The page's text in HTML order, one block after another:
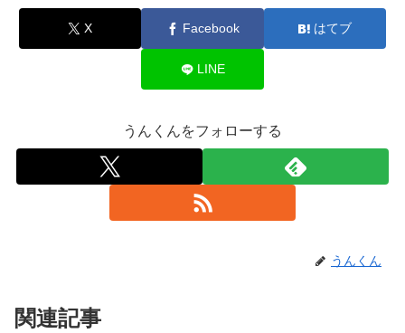
X Facebook はてブ
LINE
うんくんをフォローする
うんくん
関連記事